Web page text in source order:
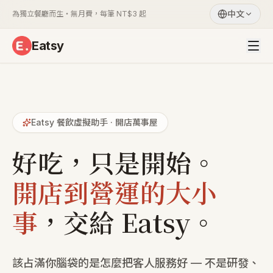
為獨立餐廳而生・無月費，每筆 NT$3 起 中文
Eatsy
Eatsy 餐飲虛擬助手 · 開店萬事屋
好吃，只是開始。
開店到營運的大小
事 ，交給 Eatsy。
該占滿你腦袋的是怎麼把客人服務好 — 不是研發、